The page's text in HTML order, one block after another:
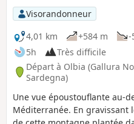
Visorandonneur
4,01 km
+584 m
-
5h
Très difficile
Départ à Olbia (Gallura
Sardegna)
Une vue époustouflante au-
Méditerranée. En gravissant